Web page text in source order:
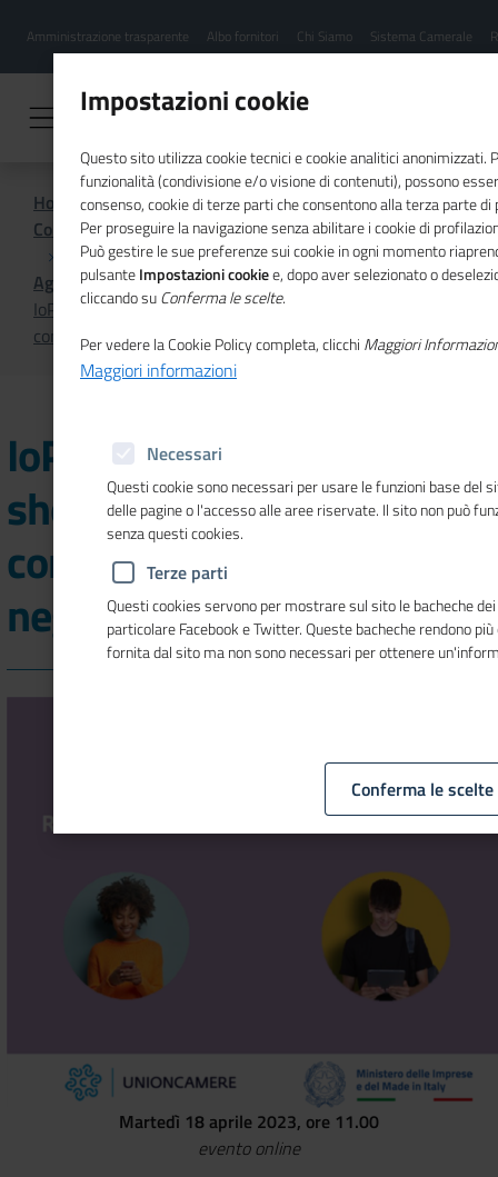
contenuto
Menu
hamburgher
Amministrazione trasparente Albo fornitori Chi Siamo Sistema Camerale
Home
Comunicazione istituzionale per il sistema camerale
Agenda
IoPensoPositivo, sesto live show “Responsabile nei
consumi e sostenibile negli investimenti”
IoPensoPositivo, sesto live
show “Responsabile nei
consumi e sostenibile
negli investimenti”
Martedì 18 aprile 2023, ore 11.00
evento online
Impostazioni cookie
Questo sito utilizza cookie tecnici e cookie analitici anonimizzati.
funzionalità (condivisione e/o visione di contenuti), possono
consenso, cookie di terze parti che consentono alla terza parte
Per proseguire la navigazione senza abilitare i cookie di
Può gestire le sue preferenze sui cookie in ogni momento
pulsanteImpostazioni cookiee, dopo aver selezionato o
cliccando suConferma le scelte.
Per vedere la Cookie Policy completa, clicchi Maggiori
Maggiori informazioni
Necessari
Questi cookie sono necessari per usare le funzioni base del
delle pagine o l'accesso alle aree riservate. Il sito non può
senza questi cookies.
Terze parti
Questi cookies servono per mostrare sul sito le bacheche
particolare Facebook e Twitter. Queste bacheche rendono
fornita dal sito ma non sono necessari per ottenere
Conferma le scelte